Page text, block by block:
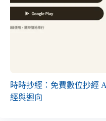
時時抄經：免費數位抄經
經與迴向